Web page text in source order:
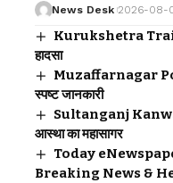
News Desk 2026-08-
Kurukshetra Train
हादसा
Muzaffarnagar
स्पष्ट जानकारी
Sultanganj Kanwar
आस्था का महासागर
Today
Breaking News &